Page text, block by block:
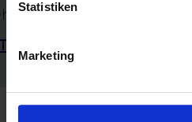
Statistiken
Marketing
zu: